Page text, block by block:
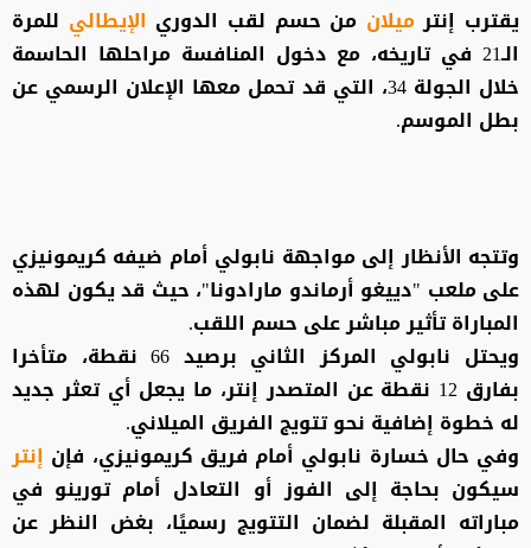
يقترب إنترميلان من حسم لقب الدوري الإيطالي للمرة
الـ21 في تاريخه، مع دخول المنافسة مراحلها الحاسمة
خلال الجولة 34، التي قد تحمل معها الإعلان الرسمي عن
بطل الموسم.
وتتجه الأنظار إلى مواجهة نابولي أمام ضيفه كريمونيزي
على ملعب "دييغو أرماندو مارادونا"، حيث قد يكون لهذه
المباراة تأثير مباشر على حسم اللقب.
ويحتل نابولي المركز الثاني برصيد 66 نقطة، متأخرا
بفارق 12 نقطة عن المتصدر إنتر، ما يجعل أي تعثر جديد
له خطوة إضافية نحو تتويج الفريق الميلاني.
وفي حال خسارة نابولي أمام فريق كريمونيزي، فإن إنتر
سيكون بحاجة إلى الفوز أو التعادل أمام تورينو في
مباراته المقبلة لضمان التتويج رسميًا، بغض النظر عن